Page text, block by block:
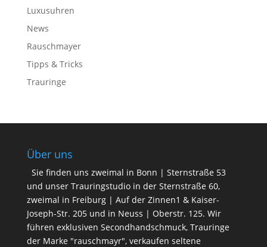
Luxusuhren
News
Rauschmayer
Tipps & Tricks
Trauringe
Über uns
Sie finden uns zweimal in Bonn | Sternstraße 53
und unser Trauringstudio in der Sternstraße 60,
zweimal in Freiburg | Auf der Zinnen1 & Kaiser-
Joseph-Str. 205 und in Neuss | Oberstr. 125. Wir
führen exklusiven Secondhandschmuck, Trauringe
der Marke "rauschmayr", verkaufen seltene